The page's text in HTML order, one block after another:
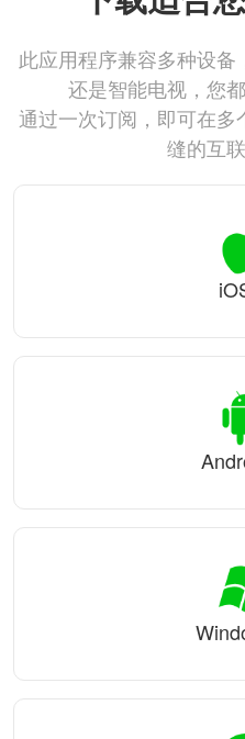
此应用程序兼容多种设
还是智能电视，您
通过一次订阅，即可在
缝的互